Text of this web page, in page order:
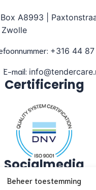
Beheer toestemming
A8993 |
Zwolle
+316 44
E-mail:
Certificering
Socialmedia